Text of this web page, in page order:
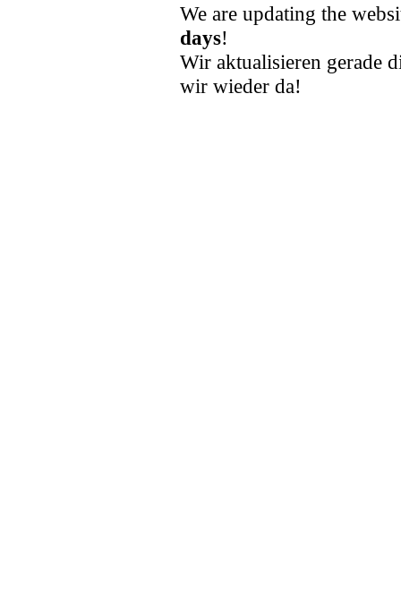
We are updating the
days!
Wir aktualisieren gerade
wir wieder da!